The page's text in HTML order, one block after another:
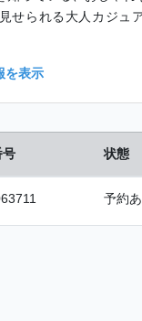
せられる大人カジュ
を表示
号 状態
予約